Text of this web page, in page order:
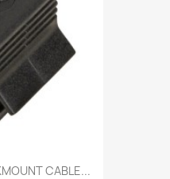
CABLE...